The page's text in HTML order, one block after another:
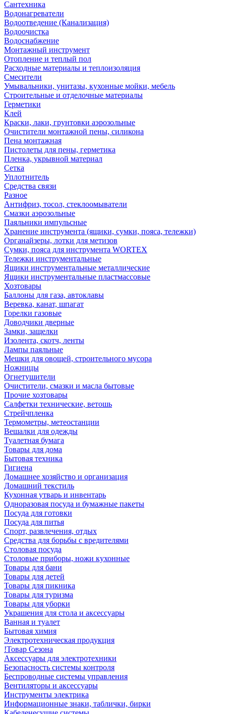
Сантехника
Водонагреватели
Водоотведение (Канализация)
Водоочистка
Водоснабжение
Монтажный инструмент
Отопление и теплый пол
Расходные материалы и теплоизоляция
Смесители
Умывальники, унитазы, кухонные мойки, мебель
Строительные и отделочные материалы
Герметики
Клей
Краски, лаки, грунтовки аэрозольные
Очистители монтажной пены, силикона
Пена монтажная
Пистолеты для пены, герметика
Пленка, укрывной материал
Сетка
Уплотнитель
Средства связи
Разное
Антифриз, тосол, стеклоомыватели
Смазки аэрозольные
Паяльники импульсные
Хранение инструмента (ящики, сумки, пояса, тележки)
Органайзеры, лотки для метизов
Сумки, пояса для инструмента WORTEX
Тележки инструментальные
Ящики инструментальные металлические
Ящики инструментальные пластмассовые
Хозтовары
Баллоны для газа, автоклавы
Веревка, канат, шпагат
Горелки газовые
Доводчики дверные
Замки, защелки
Изолента, скотч, ленты
Лампы паяльные
Мешки для овощей, строительного мусора
Ножницы
Огнетушители
Очистители, смазки и масла бытовые
Прочие хозтовары
Салфетки технические, ветошь
Стрейчпленка
Термометры, метеостанции
Вешалки для одежды
Туалетная бумага
Товары для дома
Бытовая техника
Гигиена
Домашнее хозяйство и организация
Домашний текстиль
Кухонная утварь и инвентарь
Одноразовая посуда и бумажные пакеты
Посуда для готовки
Посуда для питья
Спорт, развлечения, отдых
Средства для борьбы с вредителями
Столовая посуда
Столовые приборы, ножи кухонные
Товары для бани
Товары для детей
Товары для пикника
Товары для туризма
Товары для уборки
Украшения для стола и аксессуары
Ванная и туалет
Бытовая химия
Электротехническая продукция
!Товар Сезона
Аксессуары для электротехники
Безопасность системы контроля
Беспроводные системы управления
Вентиляторы и аксессуары
Инструменты электрика
Информационные знаки, таблички, бирки